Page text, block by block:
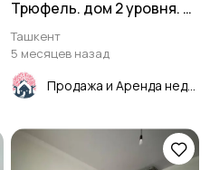
Трюфель. дом 2 уровня. 6
комнат.
Ташкент
5 месяцев назад